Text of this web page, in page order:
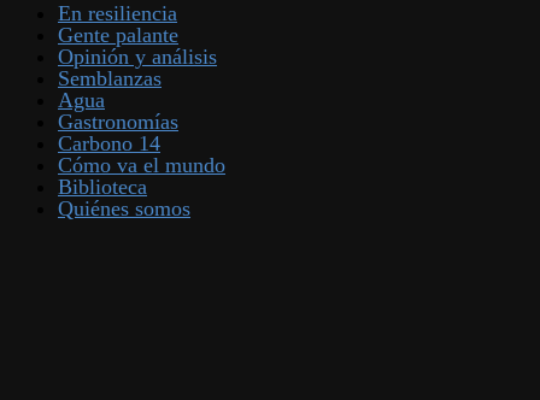
En resiliencia
Gente palante
Opinión y análisis
Semblanzas
Agua
Gastronomías
Carbono 14
Cómo va el mundo
Biblioteca
Quiénes somos